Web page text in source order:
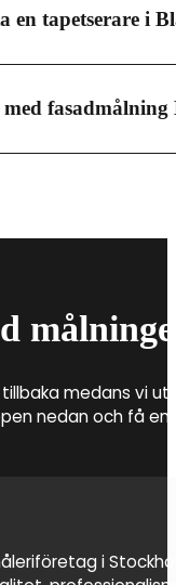
att
någonting som
till vald
tapetserare i
behöver du
flera faktorer som
fasadmålning
Att anlita
medans vi
nedan och få
i